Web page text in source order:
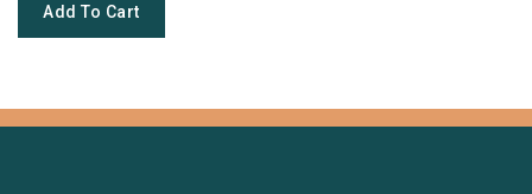
Add To Cart